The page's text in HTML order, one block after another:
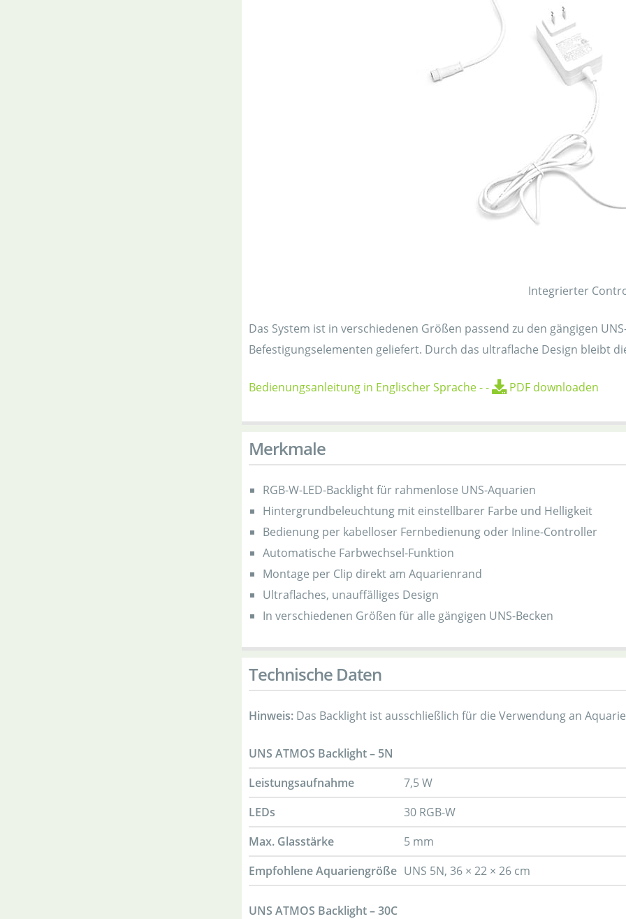
Integrierter
Das System ist in verschiedenen Größen passend zu den gängigen
Befestigungselementen geliefert. Durch das ultraflache Design bleibt
Bedienungsanleitung in Englischer Sprache-- PDF downloaden
Merkmale
RGB-W-LED-Backlight für rahmenlose UNS-Aquarien
Hintergrundbeleuchtung mit einstellbarer Farbe und Helligkeit
Bedienung per kabelloser Fernbedienung oder Inline-Controller
Automatische Farbwechsel-Funktion
Montage per Clip direkt am Aquarienrand
Ultraflaches, unauffälliges Design
In verschiedenen Größen für alle gängigen UNS-Becken
Technische Daten
Hinweis: Das Backlight ist ausschließlich für die Verwendung an
UNS ATMOS Backlight – 5N
Leistungsaufnahme
7,5 W
LEDs
30 RGB-W
Max. Glasstärke
5 mm
Empfohlene Aquariengröße UNS 5N, 36 × 22 × 26 cm
UNS ATMOS Backlight – 30C